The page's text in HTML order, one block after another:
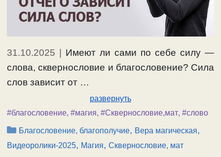
31.10.2025
Имеют ли сами по себе силу —
слова, сквернословие и благословение? Сила
слов зависит от …
развернуть
#благословение, #магия, #Сквернословие,мат, #слово
Рубрики
Благословение, благополучие, Вера магическая,
Видеоролики-2025, Магия, Сквернословие, мат